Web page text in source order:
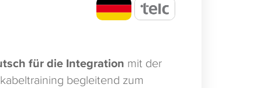
für die Integration mit der
begleitend zum